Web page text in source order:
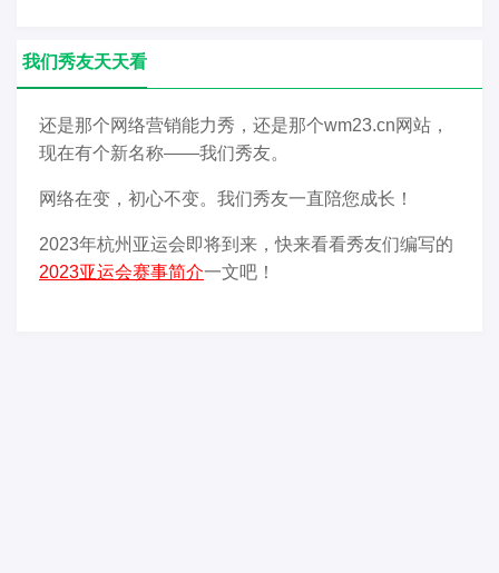
我们秀友天天看
还是那个网络营销能力秀，还是那个wm23.cn网站，
现在有个新名称——我们秀友。
网络在变，初心不变。我们秀友一直陪您成长！
2023年杭州亚运会即将到来，快来看看秀友们编写的
2023亚运会赛事简介一文吧！